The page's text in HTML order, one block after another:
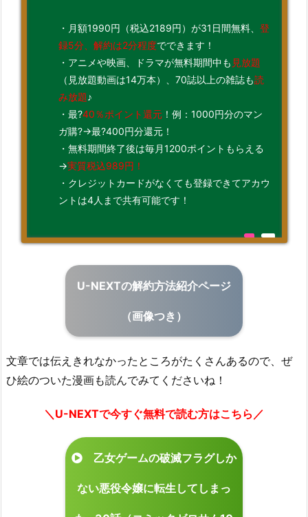
・月額1990円（税込2189円）が31日間無料、 登
録5分、解約は2分程度でできます！
・アニメや映画、ドラマが無料期間中も 見放題
（見放題動画は14万本）、70誌以上の雑誌も読
み放題♪
・最?40％ポイント還元！例：1000円分のマン
ガ購?→最?400円分還元！
・無料期間終了後は毎月1200ポイントもらえる
→実質税込989円！
・クレジットカードがなくても登録できてアカウ
ントは4人まで共有可能です！
U-NEXTの解約方法紹介ページ
（画像つき）
文章では伝えきれなかったところがたくさんあるので、ぜ
ひ絵のついた漫画も読んでみてくださいね！
＼U-NEXTで今すぐ無料で読む方はこちら／
乙女ゲームの破滅フラグしか
ない悪役令嬢に転生してしまっ